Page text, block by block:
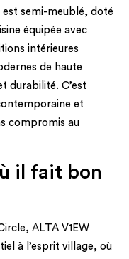
est semi-meublé, doté
équipée avec
intérieures
de haute
durabilité. C’est
et
compromis au
il fait bon
ALTA V1EW
à l’esprit village, où